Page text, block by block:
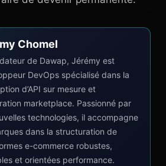
Chomel
de Dawap, Jérémy est
DevOps spécialisé dans la
d’API sur mesure et
marketplace. Passionné par
technologies, il accompagne
dans la structuration de
e-commerce robustes,
et orientées performance.